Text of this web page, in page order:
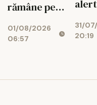
rămâne pe
prăpastiei
financiare
01/08/2026
06:57
31/
20:19